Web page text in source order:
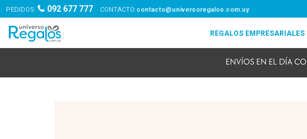
PEDIDOS: 092 677 777 contacto@universoregalos.com.uy